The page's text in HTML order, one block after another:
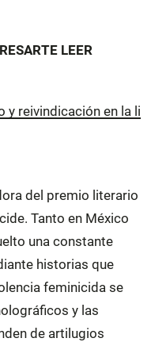
LEER
y reivindicación en la li
del premio literario
Tanto en México
una constante
historias que
feminicida se
y las
de artilugios